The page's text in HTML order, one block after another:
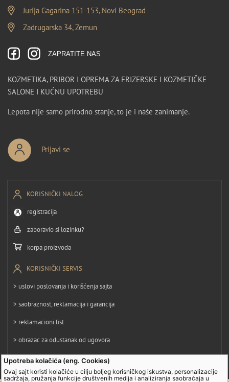
Upotreba kolačića (eng. Cookies)
Ovaj sajt koristi kolačiće u cilju boljeg korisničkog iskustva, personalizacije
sadržaja, pružanja funkcije društvenih medija i analiziranja saobraćaja u
Jurija Gagarina 151-153, Novi Beograd
Zadrugarska 34, Zemun
ZAPRATITE NAS
KOZMETIKA, PRIBOR I OPREMA ZA FRIZERSKE I KOZMETIČKE
SALONE I KUĆNU UPOTREBU
Lepota nije samo prirodno stanje, to je i naše zanimanje.
Prijavi se
KORISNIČKI NALOG
registracija
zaboravio si lozinku?
korpa proizvoda
KORISNIČKI SERVIS
> uslovi poslovanja i korišćenja sajta
> saobraznost, reklamacija i garancija
> reklamacioni list
> obrazac za odustanak od ugovora
> politika privatnosti
> politika kolačića